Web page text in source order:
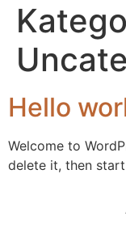
Hello
Welcome to
delete it, then